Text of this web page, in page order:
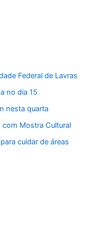
Federal de Lavras
no dia 15
nesta quarta
com Mostra Cultural
cuidar de áreas